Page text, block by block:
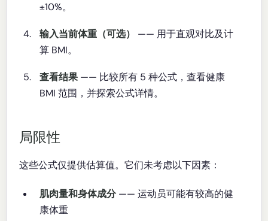
±10%。
输入当前体重（可选）
—— 用于直观对比及计
算 BMI。
查看结果 —— 比较所有 5 种公式，查看健康
BMI 范围，并探索公式详情。
局限性
这些公式仅提供估算值。它们未考虑以下因素：
肌肉量和身体成分—— 运动员可能有较高的健
康体重